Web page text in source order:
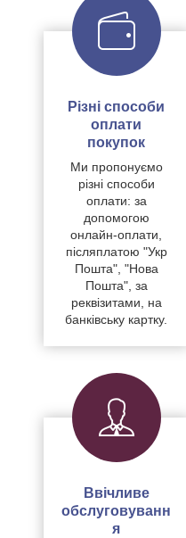
Різні способи
оплати
покупок
Ми пропонуємо
різні способи
оплати: за
допомогою
онлайн-оплати,
післяплатою "Укр
Пошта", "Нова
Пошта", за
реквізитами, на
банківську картку.
Ввічливе
обслуговуванн
я